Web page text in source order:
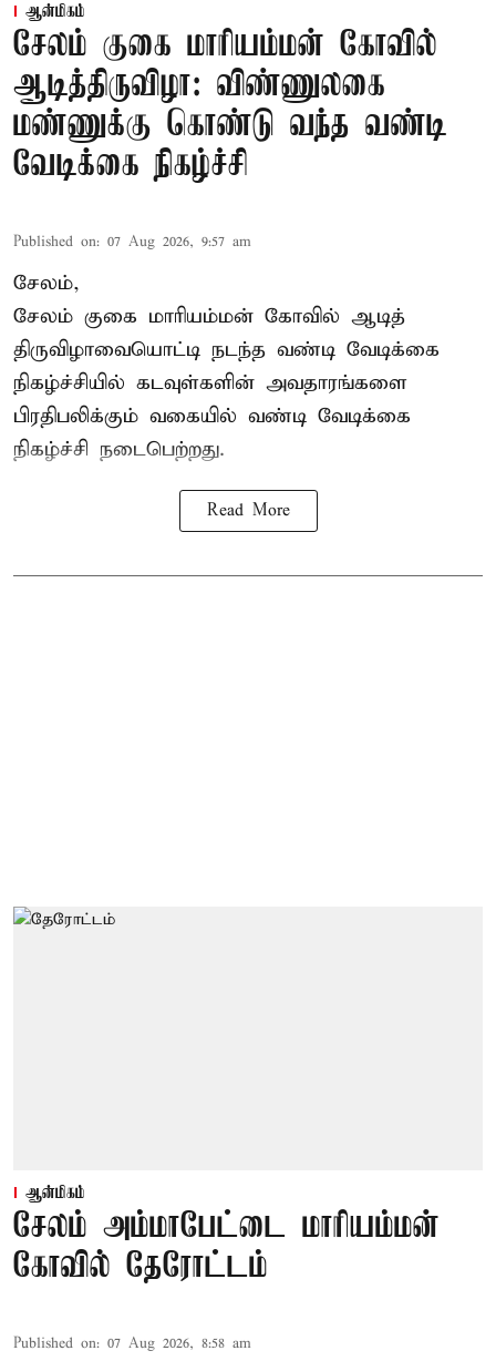
ஆன்மிகம்
சேலம் குகை மாரியம்மன் கோவில்
ஆடித்திருவிழா: விண்ணுலகை
மண்ணுக்கு கொண்டு வந்த வண்டி
வேடிக்கை நிகழ்ச்சி
Published on: 07 Aug 2026, 9:57 am
சேலம்,
சேலம் குகை மாரியம்மன் கோவில் ஆடித்
திருவிழாவையொட்டி நடந்த வண்டி வேடிக்கை
நிகழ்ச்சியில் கடவுள்களின் அவதாரங்களை
பிரதிபலிக்கும் வகையில் வண்டி வேடிக்கை
நிகழ்ச்சி நடைபெற்றது.
Read More
ஆன்மிகம்
சேலம் அம்மாபேட்டை மாரியம்மன்
கோவில் தேரோட்டம்
Published on: 07 Aug 2026, 8:58 am